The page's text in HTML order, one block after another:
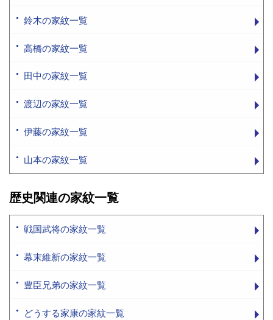
鈴木の家紋一覧
高橋の家紋一覧
田中の家紋一覧
渡辺の家紋一覧
伊藤の家紋一覧
山本の家紋一覧
歴史関連の家紋一覧
戦国武将の家紋一覧
幕末維新の家紋一覧
豊臣兄弟の家紋一覧
どうする家康の家紋一覧